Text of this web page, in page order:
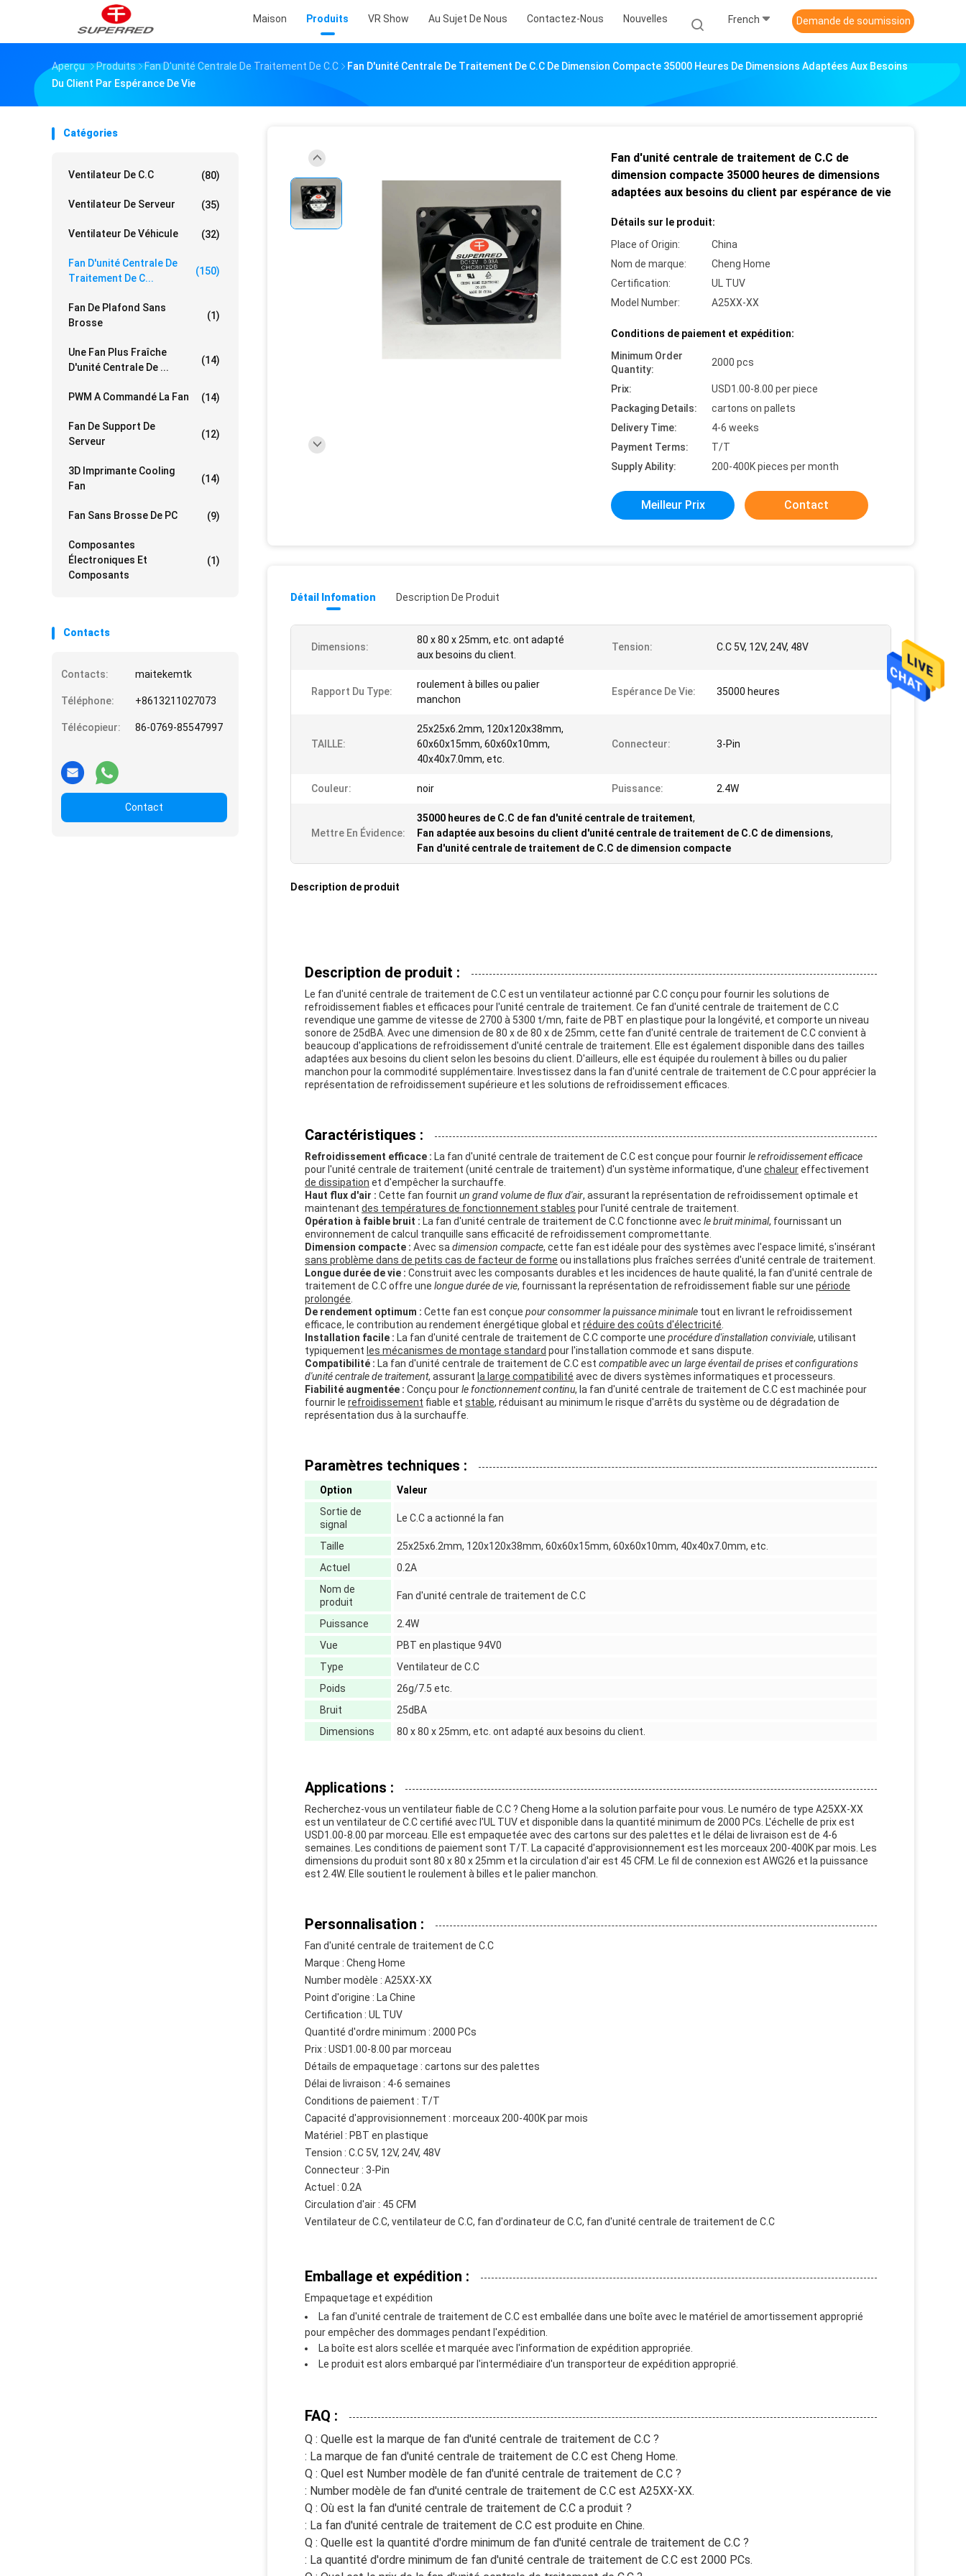
Maison Produits VR Show Au Sujet De Nous Contactez-Nous Nouvelles French Demande de soumission
Aperçu Produits Fan D'unité Centrale De Traitement De C.C
Fan D'unité Centrale De Traitement De C.C De Dimension Compacte 35000 Heures De Dimensions Adaptées Aux Besoins
Du Client Par Espérance De Vie
Catégories
Ventilateur De C.C (80)
Ventilateur De Serveur (35)
Ventilateur De Véhicule (32)
Fan D'unité Centrale De
Traitement De C...
(150)
Fan De Plafond Sans
Brosse
(1)
Une Fan Plus Fraîche
D'unité Centrale De ...
(14)
PWM A Commandé La Fan (14)
Fan De Support De
Serveur
(12)
3D Imprimante Cooling
Fan
(14)
Fan Sans Brosse De PC (9)
Composantes
Électroniques Et
Composants
(1)
Contacts
Contacts: maitekemtk
Téléphone: +8613211027073
Télécopieur: 86-0769-85547997
Contact
Fan d'unité centrale de traitement de C.C de
dimension compacte 35000 heures de dimensions
adaptées aux besoins du client par espérance de vie
Détails sur le produit:
Place of Origin:
China
Nom de marque:
Cheng Home
Certification:
UL TUV
Model Number:
A25XX-XX
Conditions de paiement et expédition:
Minimum Order
Quantity:
2000 pcs
Prix:
USD1.00-8.00 per piece
Packaging Details:
cartons on pallets
Delivery Time:
4-6 weeks
Payment Terms:
T/T
Supply Ability:
200-400K pieces per month
Meilleur Prix Contact
Détail Infomation Description De Produit
Dimensions:
80 x 80 x 25mm, etc. ont adapté
aux besoins du client.
Tension: C.C 5V, 12V, 24V, 48V
Rapport Du Type:
roulement à billes ou palier
manchon
Espérance De Vie: 35000 heures
TAILLE:
25x25x6.2mm, 120x120x38mm,
60x60x15mm, 60x60x10mm,
40x40x7.0mm, etc.
Connecteur: 3-Pin
Couleur: noir Puissance: 2.4W
Mettre En Évidence:
35000 heures de C.C de fan d'unité centrale de traitement,
Fan adaptée aux besoins du client d'unité centrale de traitement de C.C de dimensions,
Fan d'unité centrale de traitement de C.C de dimension compacte
Description de produit
Description de produit :
Le fan d'unité centrale de traitement de C.C est un ventilateur actionné par C.C conçu pour fournir les solutions de
refroidissement fiables et efficaces pour l'unité centrale de traitement. Ce fan d'unité centrale de traitement de C.C
revendique une gamme de vitesse de 2700 à 5300 t/mn, faite de PBT en plastique pour la longévité, et comporte un niveau
sonore de 25dBA. Avec une dimension de 80 x de 80 x de 25mm, cette fan d'unité centrale de traitement de C.C convient à
beaucoup d'applications de refroidissement d'unité centrale de traitement. Elle est également disponible dans des tailles
adaptées aux besoins du client selon les besoins du client. D'ailleurs, elle est équipée du roulement à billes ou du palier
manchon pour la commodité supplémentaire. Investissez dans la fan d'unité centrale de traitement de C.C pour apprécier la
représentation de refroidissement supérieure et les solutions de refroidissement efficaces.
Caractéristiques :
Refroidissement efficace : La fan d'unité centrale de traitement de C.C est conçue pour fournirle refroidissement efficace
pour l'unité centrale de traitement (unité centrale de traitement) d'un système informatique, d'une chaleureffectivement
de dissipation et d'empêcher la surchauffe.
Haut flux d'air : Cette fan fournit un grand volume de flux d'air, assurant la représentation de refroidissement optimale et
maintenant des températures de fonctionnement stables pour l'unité centrale de traitement.
Opération à faible bruit : La fan d'unité centrale de traitement de C.C fonctionne avec le bruit minimal, fournissant un
environnement de calcul tranquille sans efficacité de refroidissement compromettante.
Dimension compacte : Avec sa dimension compacte, cette fan est idéale pour des systèmes avec l'espace limité, s'insérant
sans problème dans de petits cas de facteur de forme ou installations plus fraîches serrées d'unité centrale de traitement.
Longue durée de vie : Construit avec les composants durables et les incidences de haute qualité, la fan d'unité centrale de
traitement de C.C offre une longue durée de vie, fournissant la représentation de refroidissement fiable sur une période
prolongée
De rendement optimum : Cette fan est conçue pour consommer la puissance minimale tout en livrant le refroidissement
efficace, le contribution au rendement énergétique global et réduire des coûts d'électricité
Installation facile : La fan d'unité centrale de traitement de C.C comporte une procédure d'installation conviviale, utilisant
typiquement les mécanismes de montage standard pour l'installation commode et sans dispute.
Compatibilité : La fan d'unité centrale de traitement de C.C est compatible avec un large éventail de prises et configurations
d'unité centrale de traitement, assurant la large compatibilité avec de divers systèmes informatiques et processeurs.
Fiabilité augmentée : Conçu pourle fonctionnement continu, la fan d'unité centrale de traitement de C.C est machinée pour
fournir le refroidissement fiable et stable, réduisant au minimum le risque d'arrêts du système ou de dégradation de
représentation dus à la surchauffe.
Paramètres techniques :
Option
Valeur
Sortie de
signal
Le C.C a actionné la fan
Taille
25x25x6.2mm, 120x120x38mm, 60x60x15mm, 60x60x10mm, 40x40x7.0mm, etc.
Actuel
0.2A
Nom de
produit
Fan d'unité centrale de traitement de C.C
Puissance
2.4W
Vue
PBT en plastique 94V0
Type
Ventilateur de C.C
Poids
26g/7.5 etc.
Bruit
25dBA
Dimensions
80 x 80 x 25mm, etc. ont adapté aux besoins du client.
Applications :
Recherchez-vous un ventilateur fiable de C.C ? Cheng Home a la solution parfaite pour vous. Le numéro de type A25XX-XX
est un ventilateur de C.C certifié avec l'UL TUV et disponible dans la quantité minimum de 2000 PCs. L'échelle de prix est
USD1.00-8.00 par morceau. Elle est empaquetée avec des cartons sur des palettes et le délai de livraison est de 4-6
semaines. Les conditions de paiement sont T/T. La capacité d'approvisionnement est les morceaux 200-400K par mois. Les
dimensions du produit sont 80 x 80 x 25mm et la circulation d'air est 45 CFM. Le fil de connexion est AWG26 et la puissance
est 2.4W. Elle soutient le roulement à billes et le palier manchon.
Personnalisation :
Fan d'unité centrale de traitement de C.C
Marque : Cheng Home
Number modèle : A25XX-XX
Point d'origine : La Chine
Certification : UL TUV
Quantité d'ordre minimum : 2000 PCs
Prix : USD1.00-8.00 par morceau
Détails de empaquetage : cartons sur des palettes
Délai de livraison : 4-6 semaines
Conditions de paiement : T/T
Capacité d'approvisionnement : morceaux 200-400K par mois
Matériel : PBT en plastique
Tension : C.C 5V, 12V, 24V, 48V
Connecteur : 3-Pin
Actuel : 0.2A
Circulation d'air : 45 CFM
Ventilateur de C.C, ventilateur de C.C, fan d'ordinateur de C.C, fan d'unité centrale de traitement de C.C
Emballage et expédition :
Empaquetage et expédition
La fan d'unité centrale de traitement de C.C est emballée dans une boîte avec le matériel de amortissement approprié
pour empêcher des dommages pendant l'expédition.
La boîte est alors scellée et marquée avec l'information de expédition appropriée.
Le produit est alors embarqué par l'intermédiaire d'un transporteur de expédition approprié.
FAQ :
Q : Quelle est la marque de fan d'unité centrale de traitement de C.C ?
: La marque de fan d'unité centrale de traitement de C.C est Cheng Home.
Q : Quel est Number modèle de fan d'unité centrale de traitement de C.C ?
: Number modèle de fan d'unité centrale de traitement de C.C est A25XX-XX.
Q : Où est la fan d'unité centrale de traitement de C.C a produit ?
: La fan d'unité centrale de traitement de C.C est produite en Chine.
Q : Quelle est la quantité d'ordre minimum de fan d'unité centrale de traitement de C.C ?
: La quantité d'ordre minimum de fan d'unité centrale de traitement de C.C est 2000 PCs.